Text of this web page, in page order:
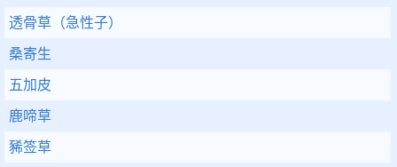
透骨草（急性子）
桑寄生
五加皮
鹿啼草
豨签草